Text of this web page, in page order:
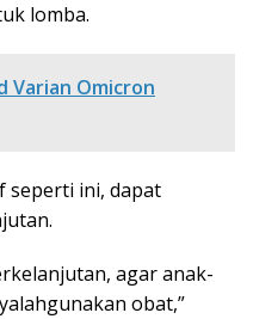
lomba.
Varian Omicron
seperti ini, dapat
agar anak-
obat,”